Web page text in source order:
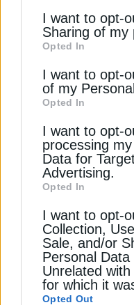
information by
of downstream
information may
third parties on
Downstream
disclose it to
I want to opt-
Sharing of my
Opted In
I want to opt-
of my
Opted In
I want to opt-
processing
Data for
Advertising.
Opted In
I want to opt-
Collection,
Sale, and/or
Personal
Unrelated
for which it
Opted Out
ΦΥΣΙΚΟ ΑΕΡΙΟ
Κάμψη για το
Ανατολική
13 Ιανουαρίου 2025